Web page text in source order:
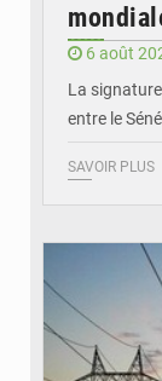
6 août
La
entre le
SAVOIR PLUS